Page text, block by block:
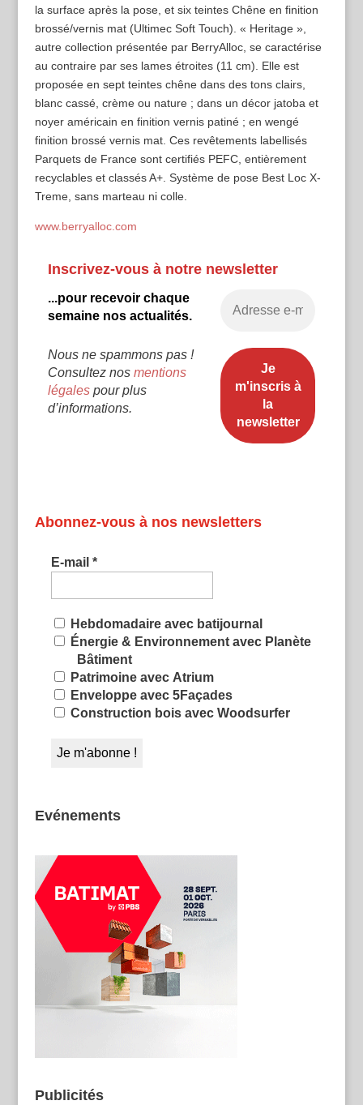
la surface après la pose, et six teintes Chêne en finition
brossé/vernis mat (Ultimec Soft Touch). « Heritage »,
autre collection présentée par BerryAlloc, se caractérise
au contraire par ses lames étroites (11 cm). Elle est
proposée en sept teintes chêne dans des tons clairs,
blanc cassé, crème ou nature ; dans un décor jatoba et
noyer américain en finition vernis patiné ; en wengé
finition brossé vernis mat. Ces revêtements labellisés
Parquets de France sont certifiés PEFC, entièrement
recyclables et classés A+. Système de pose Best Loc X-
Treme, sans marteau ni colle.
www.berryalloc.com
Inscrivez-vous à notre newsletter
...pour recevoir chaque
semaine nos actualités.
Nous ne spammons pas !
Consultez nos mentions
légalespour plus
d’informations.
Abonnez-vous à nos newsletters
E-mail *
Hebdomadaire avec batijournal
Énergie & Environnement avec Planète
Bâtiment
Patrimoine avec Atrium
Enveloppe avec 5Façades
Construction bois avec Woodsurfer
Evénements
Publicités